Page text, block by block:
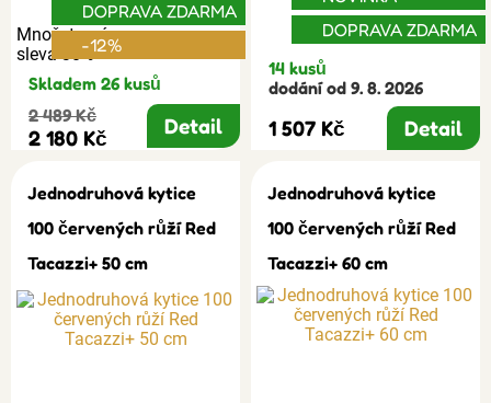
Množstevní
sleva 30%
DOPRAVA ZDARMA
-12%
Skladem 26 kusů
2 489 Kč
2 180 Kč Detail
DOPRAVA ZDARMA
14 kusů
dodání od 9. 8. 2026
1 507 Kč Detail
Jednodruhová kytice
100 červených růží Red
Tacazzi+ 50 cm
Jednodruhová kytice
100 červených růží Red
Tacazzi+ 60 cm